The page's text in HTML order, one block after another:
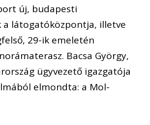
új, budapesti
a látogatóközpontja, illetve
29-ik emeletén
Bacsa György,
ügyvezető igazgatója
elmondta: a Mol-